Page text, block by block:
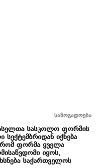
საზოგადოება
სასკოლო ფორმის
იქნება
რომ ფორმა ყველა
იყოს,
საქართველოს